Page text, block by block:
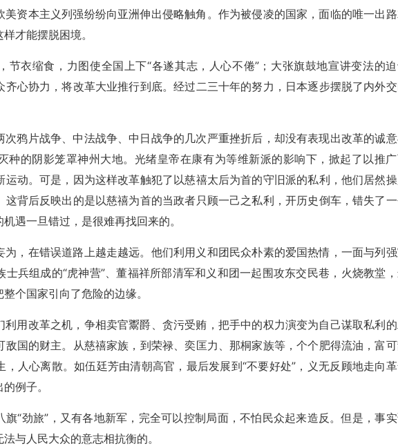
美资本主义列强纷纷向亚洲伸出侵略触角。作为被侵凌的国家，面临的唯一出
才能摆脱困境。
节衣缩食，力图使全国上下“各遂其志，人心不倦”；大张旗鼓地宣讲变法的
心协力，将改革大业推行到底。经过二三十年的努力，日本逐步摆脱了内外
次鸦片战争、中法战争、中日战争的几次严重挫折后，却没有表现出改革的诚
种的阴影笼罩神州大地。光绪皇帝在康有为等维新派的影响下，掀起了以推
动。可是，因为这样改革触犯了以慈禧太后为首的守旧派的私利，他们居然
这背后反映出的是以慈禧为首的当政者只顾一己之私利，开历史倒车，错失了
遇一旦错过，是很难再找回来的。
为，在错误道路上越走越远。他们利用义和团民众朴素的爱国热情，一面与列
兵组成的“虎神营”、董福祥所部清军和义和团一起围攻东交民巷，火烧教堂
个国家引向了危险的边缘。
利用改革之机，争相卖官鬻爵、贪污受贿，把手中的权力演变为自己谋取私利
国的财主。从慈禧家族，到荣禄、奕匡力、那桐家族等，个个肥得流油，富
人心离散。如伍廷芳由清朝高官，最后发展到“不要好处”，义无反顾地走向
例子。
“劲旅”，又有各地新军，完全可以控制局面，不怕民众起来造反。但是，事
与人民大众的意志相抗衡的。